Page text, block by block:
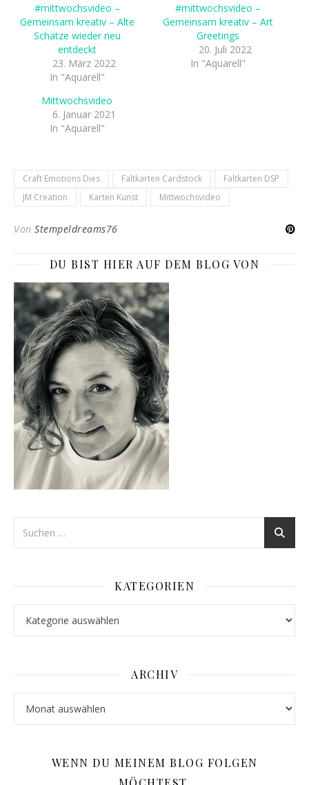
#mittwochsvideo –
Gemeinsam kreativ – Alte
Schätze wieder neu
entdeckt
23. März 2022
In "Aquarell"
#mittwochsvideo –
Gemeinsam kreativ – Art
Greetings
20. Juli 2022
In "Aquarell"
Mittwochsvideo
6. Januar 2021
In "Aquarell"
Craft Emotions Dies Faltkarten Cardstock
Faltkarten DSP
JM Creation
Karten Kunst Mittwochsvideo
Von Stempeldreams76
DU BIST HIER AUF DEM BLOG VON
KATEGORIEN
ARCHIV
WENN DU MEINEM BLOG FOLGEN